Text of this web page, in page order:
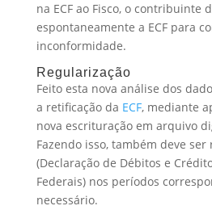
na ECF ao Fisco, o contribuinte
espontaneamente a ECF para
inconformidade.
Regularização
Feito esta nova análise dos
a retificação da ECF, mediante
nova escrituração em arquivo
Fazendo isso, também deve ser
(Declaração de Débitos e
Federais) nos períodos
necessário.